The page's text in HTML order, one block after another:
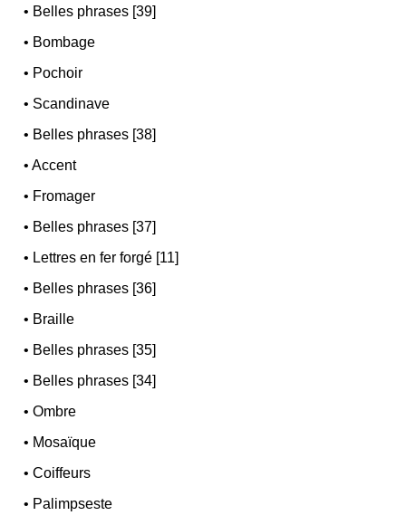
• Belles phrases [39]
• Bombage
• Pochoir
• Scandinave
• Belles phrases [38]
•Accent
• Fromager
• Belles phrases [37]
• Lettres en fer forgé [11]
• Belles phrases [36]
• Braille
• Belles phrases [35]
• Belles phrases [34]
•Ombre
• Mosaïque
•Coiffeurs
• Palimpseste